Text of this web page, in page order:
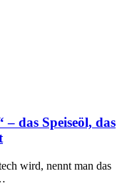
das Speiseöl, das
wird, nennt man das